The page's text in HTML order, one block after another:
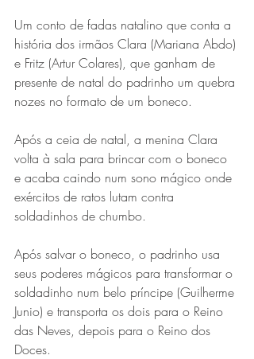
Um conto de fadas natalino que conta a
história dos irmãos Clara (Mariana Abdo)
e Fritz (Artur Colares), que ganham de
presente de natal do padrinho um quebra
nozes no formato de um boneco.
Após a ceia de natal, a menina Clara
volta à sala para brincar com o boneco
e acaba caindo num sono mágico onde
exércitos de ratos lutam contra
soldadinhos de chumbo.
Após salvar o boneco, o padrinho usa
seus poderes mágicos para transformar o
soldadinho num belo príncipe (Guilherme
Junio) e transporta os dois para o Reino
das Neves, depois para o Reino dos
Doces.